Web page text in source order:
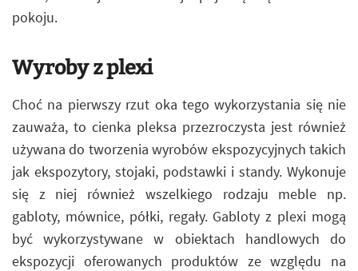
pokoju.
Wyroby z plexi
Choć na pierwszy rzut oka tego wykorzystania się nie
zauważa, to cienka pleksa przezroczysta jest również
używana do tworzenia wyrobów ekspozycyjnych takich
jak ekspozytory, stojaki, podstawki i standy. Wykonuje
się z niej również wszelkiego rodzaju meble np.
gabloty, mównice, półki, regały. Gabloty z plexi mogą
być wykorzystywane w obiektach handlowych do
ekspozycji oferowanych produktów ze względu na